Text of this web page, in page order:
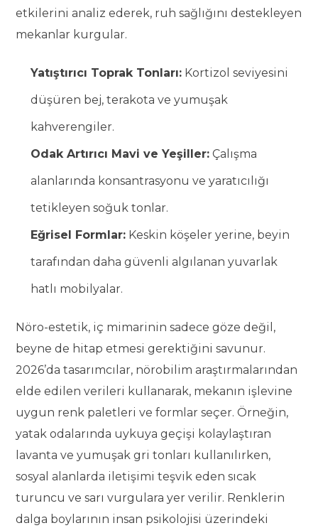
etkilerini analiz ederek, ruh sağlığını destekleyen
mekanlar kurgular.
Yatıştırıcı Toprak Tonları: Kortizol seviyesini
düşüren bej, terakota ve yumuşak
kahverengiler.
Odak Artırıcı Mavi ve Yeşiller: Çalışma
alanlarında konsantrasyonu ve yaratıcılığı
tetikleyen soğuk tonlar.
Eğrisel Formlar: Keskin köşeler yerine, beyin
tarafından daha güvenli algılanan yuvarlak
hatlı mobilyalar.
Nöro-estetik, iç mimarinin sadece göze değil,
beyne de hitap etmesi gerektiğini savunur.
2026’da tasarımcılar, nörobilim araştırmalarından
elde edilen verileri kullanarak, mekanın işlevine
uygun renk paletleri ve formlar seçer. Örneğin,
yatak odalarında uykuya geçişi kolaylaştıran
lavanta ve yumuşak gri tonları kullanılırken,
sosyal alanlarda iletişimi teşvik eden sıcak
turuncu ve sarı vurgulara yer verilir. Renklerin
dalga boylarının insan psikolojisi üzerindeki